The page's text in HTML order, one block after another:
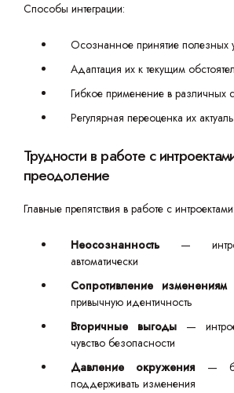
Способы интеграции:
Осознанное принятие полезных
Адаптация их к текущим
Гибкое применение в различных
Регулярная переоценка их
Трудности в работе с
преодоление
Главные препятствия в работе с интроектами:
Неосознанность —
автоматически
Сопротивление изменениям
привычную идентичность
Вторичные выгоды —
чувство безопасности
Давление окружения—
поддерживать изменения